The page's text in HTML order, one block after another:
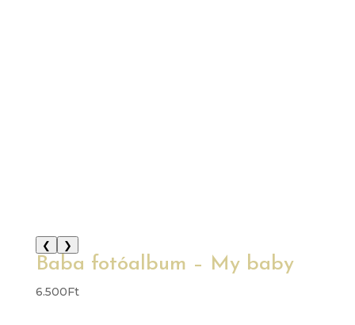
❮ ❯
Baba fotóalbum – My baby
6.500Ft